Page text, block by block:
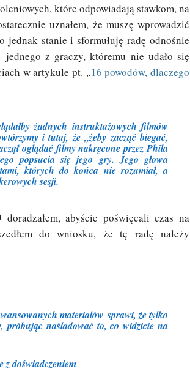
które odpowiadają stawkom, na
uznałem, że muszę wprowadzić
jednak stanie i sformułuję radę odnośnie
z graczy, któremu nie udało się
w artykule pt. „16 powodów, dlaczego
żadnych instruktażowych filmów
i tutaj, że „żeby zacząć biegać,
oglądać filmy nakręcone przezPhila
popsucia się jego gry. Jego głowa
których do końca nie rozumiał, a
sesji.
doradzałem, abyście poświęcali czas na
do wniosku, że tę radę należy
materiałów sprawi, że tylko
próbując naśladować to, co widzicie na
z doświadczeniem